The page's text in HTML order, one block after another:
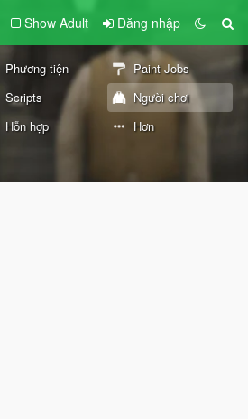
Show Adult Đăng nhập
Phương tiện
Paint Jobs
Scripts
Người chơi
Hỗn hợp Hơn